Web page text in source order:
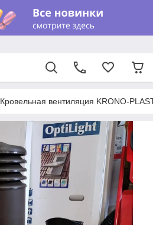
Кровельная вентиляция KRONO-